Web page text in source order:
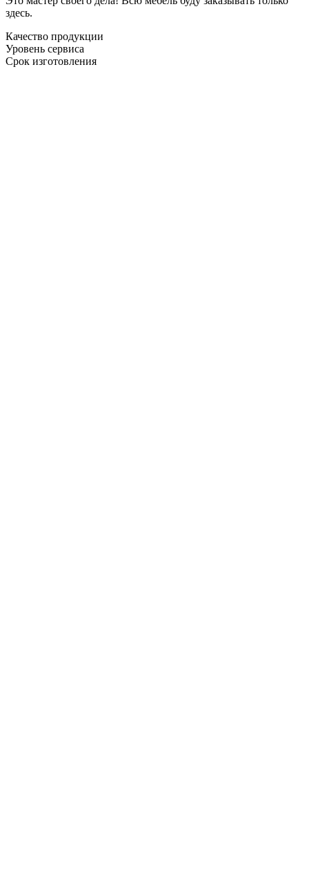
здесь.
Качество продукции
Уровень сервиса
Срок изготовления